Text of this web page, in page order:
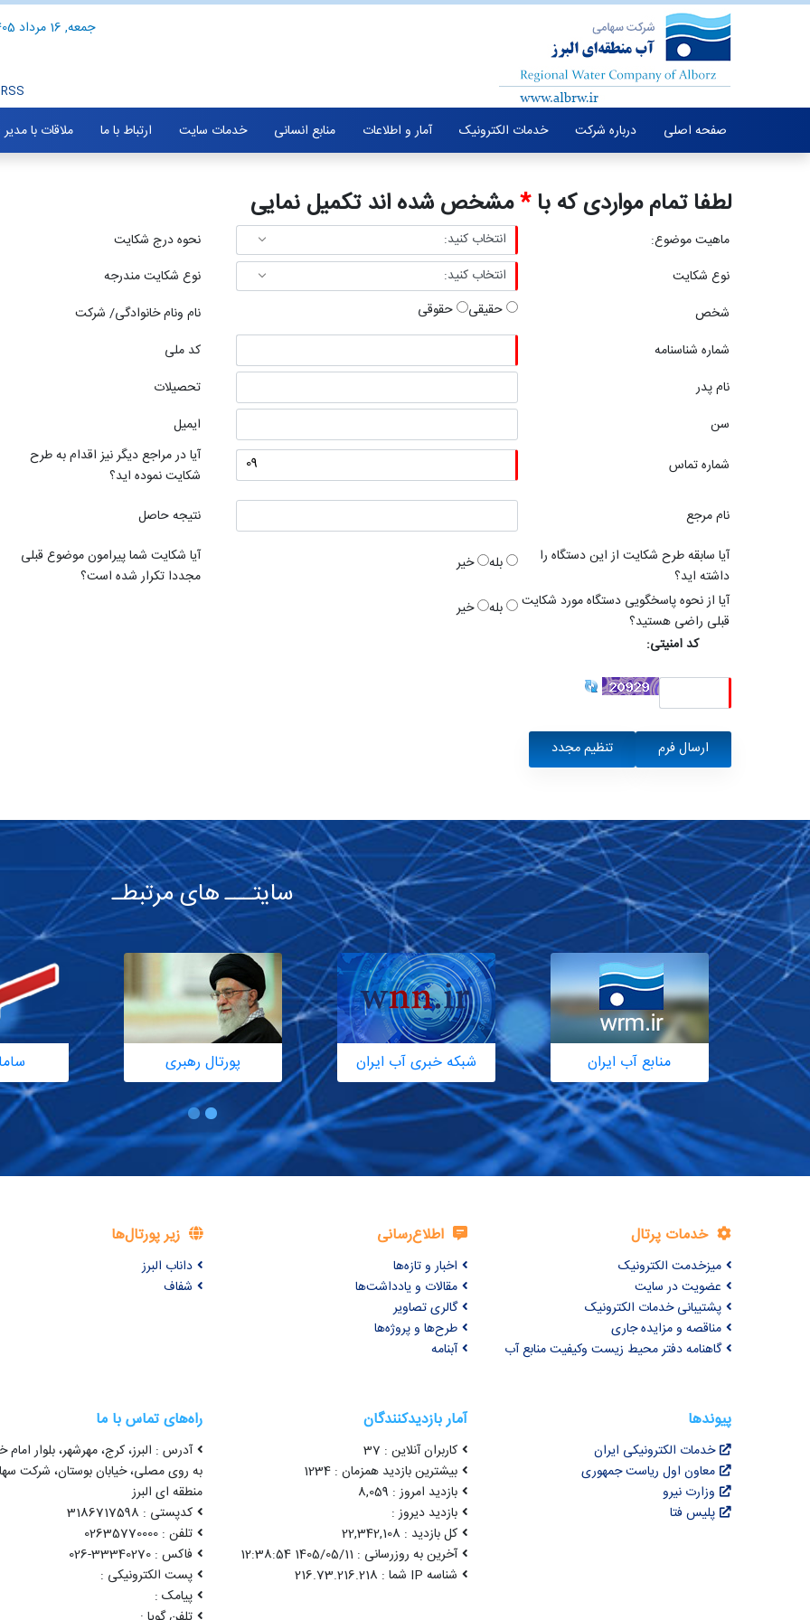
جمعه, 16 مرداد 1405
RSS
صفحه اصلی درباره شرکت خدمات الکترونیک آمار و اطلاعات منابع انسانی خدمات سایت ارتباط با ما ملاقات با
لطفا تمام مواردی که با*مشخص شده اند تکمیل نمایی
ماهیت موضوع:
نحوه درج شکایت
نوع شکایت
نوع شکایت مندرجه
شخص
حقیقی حقوقی
نام ونام خانوادگی/ شرکت
شماره شناسنامه
کد ملی
نام پدر
تحصیلات
سن
ایمیل
شماره تماس
آیا در مراجع دیگر نیز اقدام به طرح
شکایت نموده اید؟
نام مرجع
نتیجه حاصل
آیا سابقه طرح شکایت از این دستگاه را
داشته اید؟
بله خیر
آیا شکایت شما پیرامون موضوع قبلی
مجددا تکرار شده است؟
آیا از نحوه پاسخگویی دستگاه مورد شکایت
قبلی راضی هستید؟
بله
خیر
کد امنیتی:
سایتـــ های مرتبطـ
منابع آب ایران شبکه خبری آب ایران پورتال رهبری
خدمات پرتال
میزخدمت الکترونیک
عضویت در سایت
پشتیبانی خدمات الکترونیک
مناقصه و مزایده جاری
گاهنامه دفتر محیط زیست وکیفیت منابع آب
اطلاع‌رسانی
اخبار و تازه‌ها
مقالات و یادداشت‌ها
گالری تصاویر
طرح‌ها و پروژه‌ها
آبنامه
زیر پورتال‌ها
داناب البرز
شفاف
پیوندها
خدمات الکترونیکی ایران
معاون اول ریاست جمهوری
وزارت نیرو
پلیس فتا
آمار بازدیدکنندگان
کاربران آنلاین : 37
بیشترین بازدید همزمان : 1234
بازدید امروز : 8,059
بازدید دیروز :
کل بازدید : 22,342,108
آخرین به روزرسانی : 1405/05/11 12:38:54
شناسه IP شما : 216.73.216.218
راه‌های تماس با ما
آدرس : البرز، کرج، مهرشهر، بلوار امام
به روی مصلی، خیابان بوستان، شرکت
منطقه ای البرز
کدپستی : 3186717598
تلفن : 02635770000
فاکس : 33340270-026
پست الکترونیکی :
پیامک :